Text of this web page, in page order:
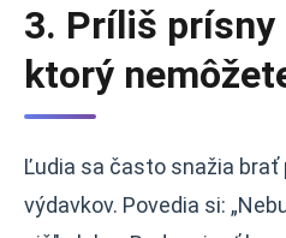
3. Príliš prísny
ktorý
Ľudia sa často snažia
výdavkov. Povedia si: